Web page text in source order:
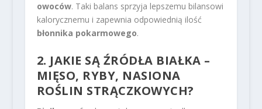
owoców. Taki balans sprzyja lepszemu bilansowi
kalorycznemu i zapewnia odpowiednią ilość
błonnika pokarmowego.
2. JAKIE SĄ ŹRÓDŁA BIAŁKA –
MIĘSO, RYBY, NASIONA
ROŚLIN STRĄCZKOWYCH?